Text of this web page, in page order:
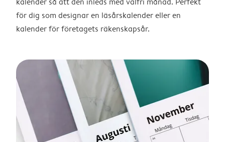
för dig som designar en läsårskalender eller en
kalender för företagets räkenskapsår.